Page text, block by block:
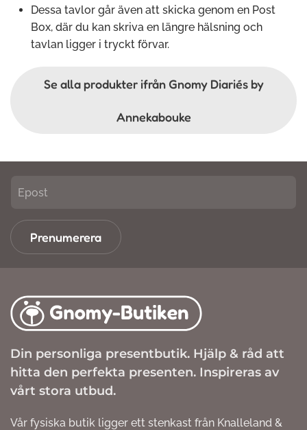
Dessa tavlor går även att skicka genom en Post
Box, där du kan skriva en längre hälsning och
tavlan ligger i tryckt förvar.
Se alla produkter ifrån Gnomy Diariés by
Annekabouke
Prenumerera
Din personliga presentbutik. Hjälp & råd att
hitta den perfekta presenten. Inspireras av
vårt stora utbud.
Vår fysiska butik ligger ett stenkast från Knalleland &